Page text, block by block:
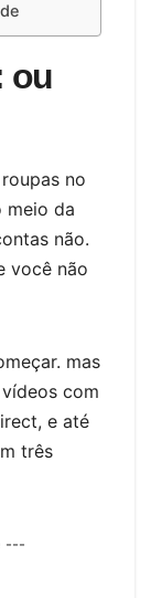
ou
no
meio da
não.
você não
mas
com
e até
três
---